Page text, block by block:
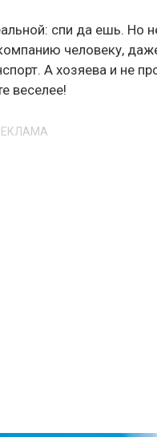
спи да ешь. Но
человеку,
А хозяева и не
веселее!